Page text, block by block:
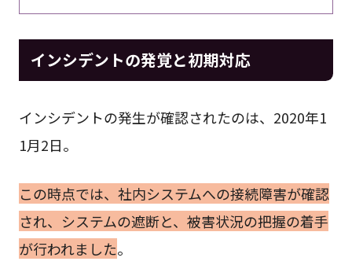
インシデントの発覚と初期対応
インシデントの発生が確認されたのは、2020年1
1月2日。
この時点では、社内システムへの接続障害が確認
され、システムの遮断と、被害状況の把握の着手
が行われました。